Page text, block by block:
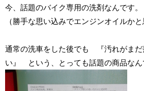
今、話題のバイク専用の洗剤なんです。
（勝手な思い込みでエンジンオイルかと
通常の洗車をした後でも 『汚れがまだ
い』 という、とっても話題の商品なん